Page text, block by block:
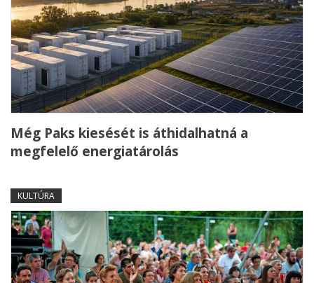
Még Paks kiesését is áthidalhatná a
megfelelő energiatárolás
KULTÚRA